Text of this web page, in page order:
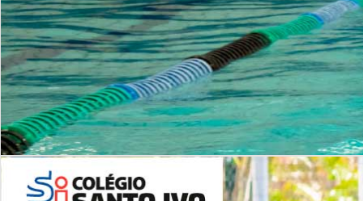
Período Integral | Saiba mais
INSTITUCIONAL